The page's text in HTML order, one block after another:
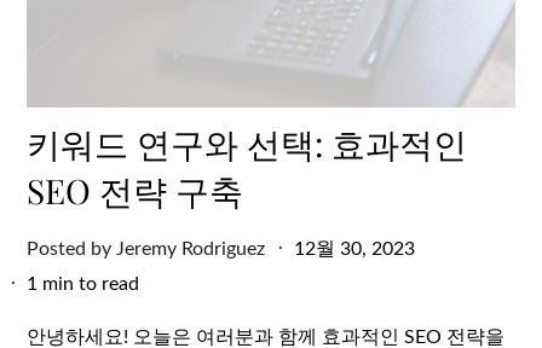
키워드 연구와 선택: 효과적인
SEO 전략 구축
Posted by Jeremy Rodriguez
Posted
12월 30, 2023
1 min to read
안녕하세요! 오늘은 여러분과 함께 효과적인 SEO 전략을